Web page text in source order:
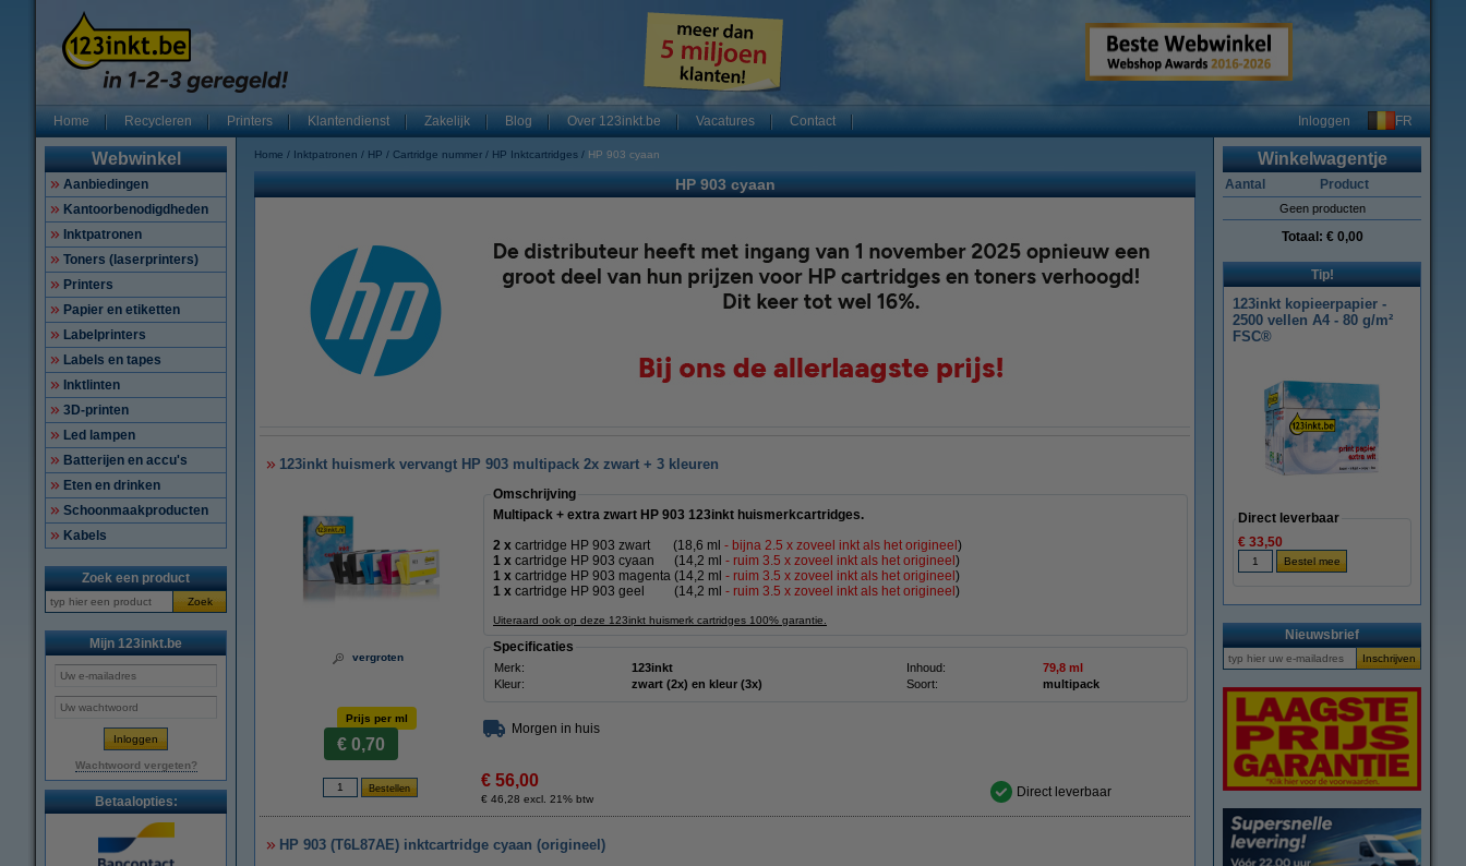
Home Recycleren Printers Klantendienst Zakelijk Blog Over 123inkt.be Vacatures Contact Inloggen FR
Webwinkel
Aanbiedingen
Kantoorbenodigdheden
Inktpatronen
Toners (laserprinters)
Printers
Papier en etiketten
Labelprinters
Labels en tapes
Inktlinten
3D-printen
Led lampen
Batterijen en accu's
Eten en drinken
Schoonmaakproducten
Kabels
Zoek een product
Zoek
Mijn 123inkt.be
Wachtwoord vergeten?
Betaalopties:
Home Inktpatronen HP Cartridge nummer HP Inktcartridges HP 903 cyaan
HP 903 cyaan
123inkt huismerk vervangt HP 903 multipack 2x zwart + 3 kleuren
vergroten
Omschrijving
Multipack + extra zwart HP 903 123inkt huismerkcartridges.
2 x cartridge HP 903 zwart (18,6 ml - bijna 2.5 x zoveel inkt als het origineel )
1 x cartridge HP 903 cyaan (14,2 ml - ruim 3.5 x zoveel inkt als het origineel )
1 x cartridge HP 903 magenta (14,2 ml - ruim 3.5 x zoveel inkt als het origineel )
1 x cartridge HP 903 geel (14,2 ml - ruim 3.5 x zoveel inkt als het origineel )
Uiteraard ook op deze 123inkt huismerk cartridges 100% garantie.
Specificaties
Merk: 123inkt Inhoud:
79,8 ml
Kleur:
zwart (2x) en kleur (3x) Soort: multipack
Prijs per ml
€ 0,70
Morgen in huis
€ 56,00
€ 46,28 excl. 21% btw Direct leverbaar
HP 903 (T6L87AE) inktcartridge cyaan (origineel)
Winkelwagentje
Aantal Product
Geen producten
Totaal: € 0,00
Tip!
123inkt kopieerpapier -
2500 vellen A4 - 80 g/m²
FSC®
Direct leverbaar
€ 33,50
Nieuwsbrief